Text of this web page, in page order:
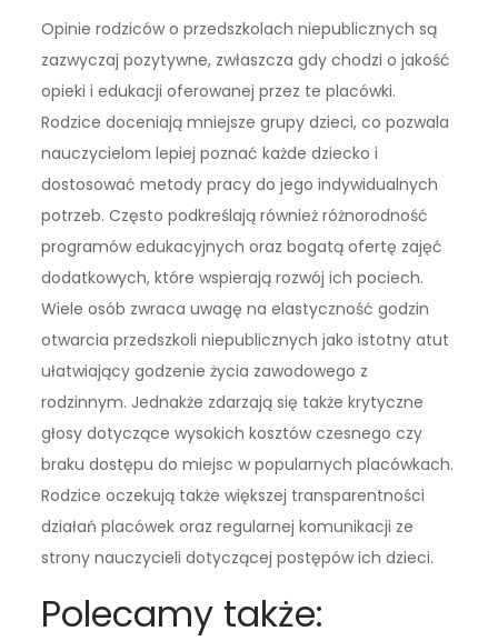
Opinie rodziców o przedszkolach niepublicznych są
zazwyczaj pozytywne, zwłaszcza gdy chodzi o jakość
opieki i edukacji oferowanej przez te placówki.
Rodzice doceniają mniejsze grupy dzieci, co pozwala
nauczycielom lepiej poznać każde dziecko i
dostosować metody pracy do jego indywidualnych
potrzeb. Często podkreślają również różnorodność
programów edukacyjnych oraz bogatą ofertę zajęć
dodatkowych, które wspierają rozwój ich pociech.
Wiele osób zwraca uwagę na elastyczność godzin
otwarcia przedszkoli niepublicznych jako istotny atut
ułatwiający godzenie życia zawodowego z
rodzinnym. Jednakże zdarzają się także krytyczne
głosy dotyczące wysokich kosztów czesnego czy
braku dostępu do miejsc w popularnych placówkach.
Rodzice oczekują także większej transparentności
działań placówek oraz regularnej komunikacji ze
strony nauczycieli dotyczącej postępów ich dzieci.
Polecamy także: